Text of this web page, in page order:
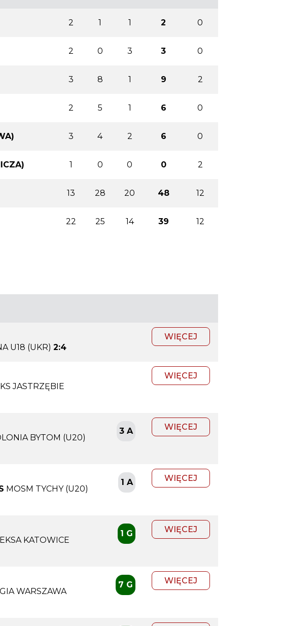
2 1 1 2 0
2 0 3 3 0
3 8 1 9 2
2 5 1 6 0
3 4 2 6 0
1 0 0 0 2
13 28 20 48 12
22 25 14 39 12
U18 (UKR) 2:4
WIĘCEJ
JASTRZĘBIE
WIĘCEJ
BYTOM (U20)
3 A WIĘCEJ
MOSM TYCHY (U20)
1 A WIĘCEJ
KATOWICE
1 G WIĘCEJ
WARSZAWA
7 G WIĘCEJ